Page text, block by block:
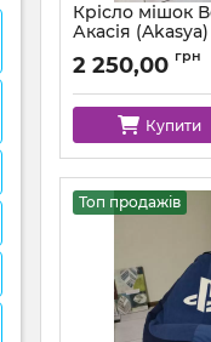
Крісло мішок
Акасія (Akasya)
2 250,00 грн
Купити
Топ продажів